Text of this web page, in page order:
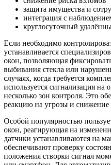
защита имущества и
интеграция с
круглосуточный
Если необходимо
устанавливается
окон, позволяющая
выбивания стекла или
случаях, когда требуется
используется сигнализация
несколько зон контроля. Это
реакцию на угрозы и снижение
Особой популярностью
окон, реагирующая на
датчики устанавливаются на
обеспечивают проверку
положения створки сигнал